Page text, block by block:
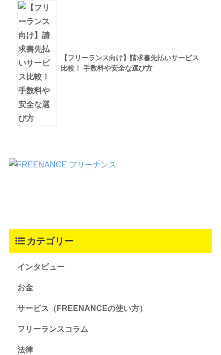
【フリーランス向け】請求書先払いサービス
比較！ 手数料や安全な選び方
カテゴリー
インタビュー
お金
サービス（FREENANCEの使い方）
フリーランスコラム
法律